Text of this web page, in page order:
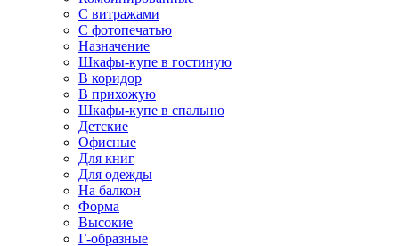
С витражами
С фотопечатью
Назначение
Шкафы-купе в гостиную
В коридор
В прихожую
Шкафы-купе в спальню
Детские
Офисные
Для книг
Для одежды
На балкон
Форма
Высокие
Г-образные